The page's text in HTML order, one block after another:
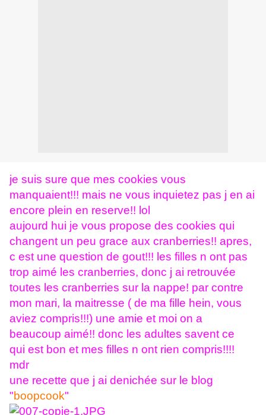
je suis sure que mes cookies vous
manquaient!!! mais ne vous inquietez pas j en ai
encore plein en reserve!! lol
aujourd hui je vous propose des cookies qui
changent un peu grace aux cranberries!! apres,
c est une question de gout!!! les filles n ont pas
trop aimé les cranberries, donc j ai retrouvée
toutes les cranberries sur la nappe! par contre
mon mari, la maitresse ( de ma fille hein, vous
aviez compris!!!) une amie et moi on a
beaucoup aimé!! donc les adultes savent ce
qui est bon et mes filles n ont rien compris!!!!
mdr
une recette que j ai denichée sur le blog
"boopcook"